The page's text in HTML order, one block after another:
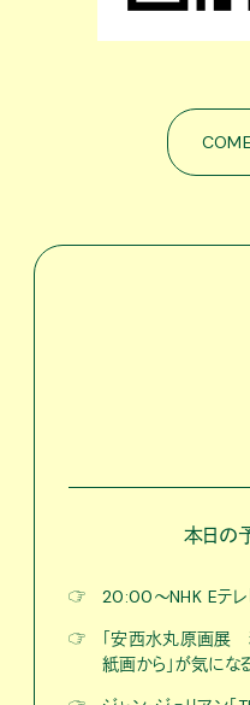
本日の
☞
20:00〜NHK Eテレ
☞
「安西水丸原画展
紙画から」が気になる